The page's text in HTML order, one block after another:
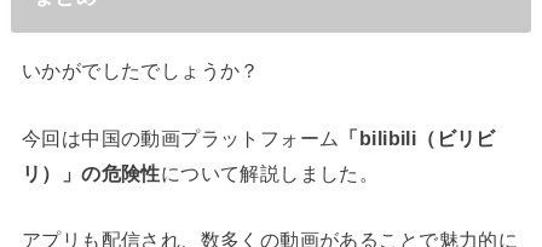
いかがでしたでしょうか？
今回は中国の動画プラットフォーム
「bilibili（ビリビ
リ）」の危険性について解説しました。
アプリも配信され、数多くの動画があることで魅力的に